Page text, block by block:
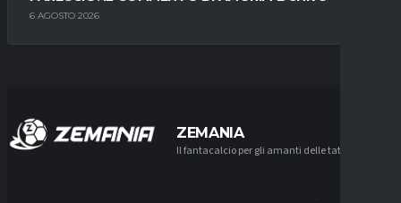
6 AGOSTO 2026
ZEMANIA
Il fantacalcio per gli amanti delle tattiche